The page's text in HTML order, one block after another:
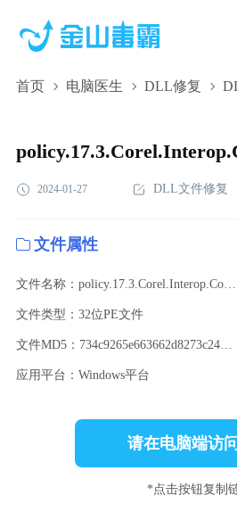
首页 电脑医生 DLL修复
2024-01-27 DLL文件修复
文件属性
文件名称：policy.17.3.Corel.Interop.CorelDRAW.dll
文件类型：32位PE文件
文件MD5：734c9265e663662d8273c243b6da1224
应用平台：Windows平台
请在电脑端访
*点击按钮复制